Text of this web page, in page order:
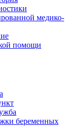
медико-
помощи
беременных